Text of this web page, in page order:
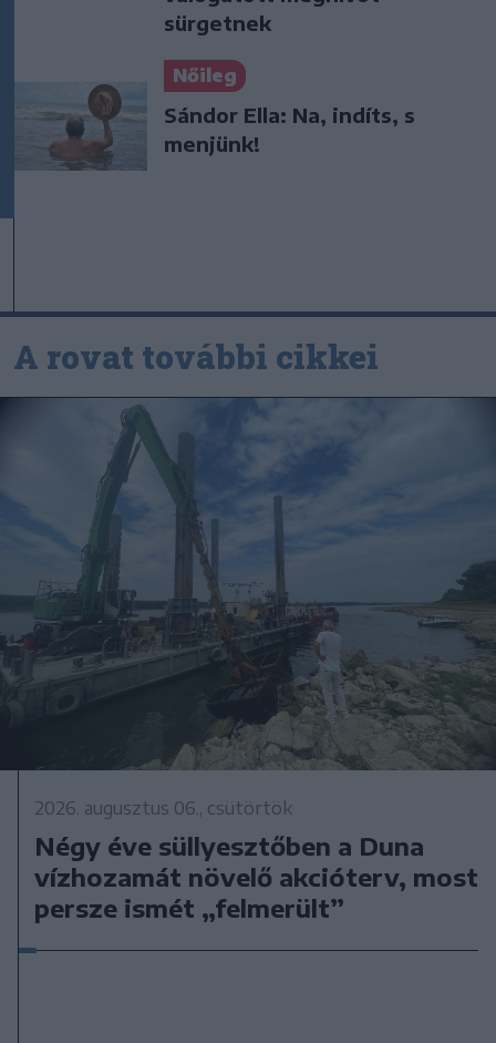
sürgetnek
Nőileg
Sándor Ella: Na, indíts, s
menjünk!
A rovat további cikkei
2026. augusztus 06., csütörtök
Négy éve süllyesztőben a Duna
vízhozamát növelő akcióterv, most
persze ismét „felmerült”